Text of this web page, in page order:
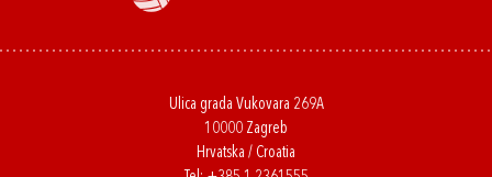
Ulica grada Vukovara 269A
10000 Zagreb
Hrvatska / Croatia